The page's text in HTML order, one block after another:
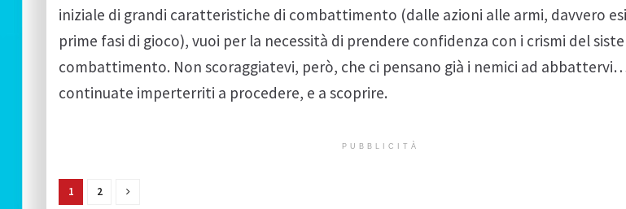
iniziale di grandi caratteristiche di combattimento (dalle azioni alle armi, davvero
prime fasi di gioco), vuoi per la necessità di prendere confidenza con i crismi del
combattimento. Non scoraggiatevi, però, che ci pensano già i nemici ad
continuate imperterriti a procedere, e a scoprire.
PUBBLICITÀ
1 2